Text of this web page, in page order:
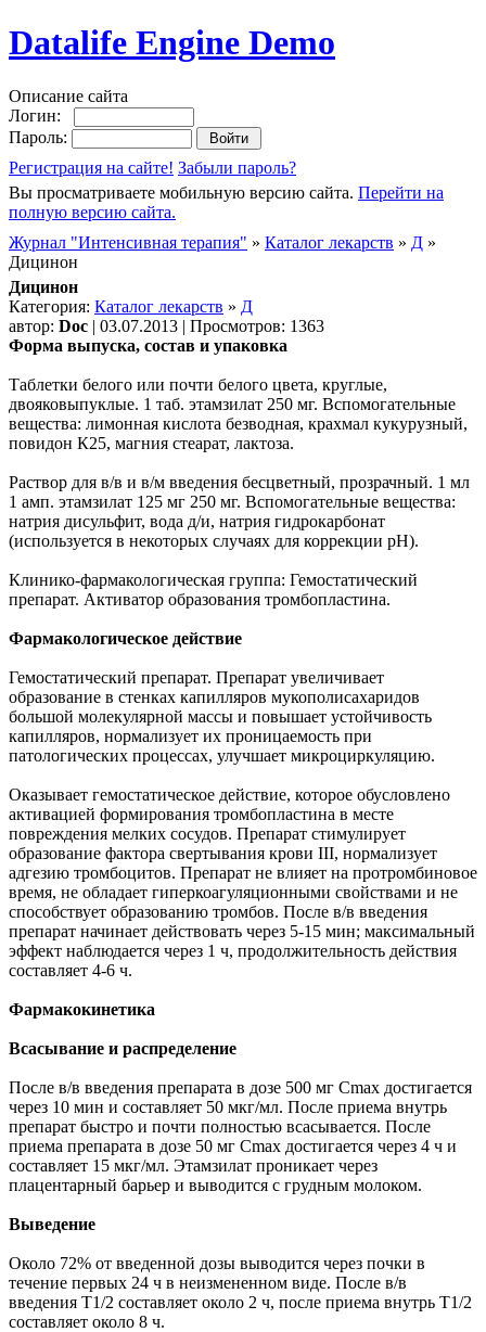
Datalife Engine Demo
Описание сайта
Логин:
Пароль:
Регистрация на сайте! Забыли пароль?
Вы просматриваете мобильную версию сайта. Перейти на
полную версию сайта.
Журнал "Интенсивная терапия" » Каталог лекарств » Д »
Дицинон
Дицинон
Категория: Каталог лекарств » Д
автор: Doc | 03.07.2013 | Просмотров: 1363
Форма выпуска, состав и упаковка
Таблетки белого или почти белого цвета, круглые,
двояковыпуклые. 1 таб. этамзилат 250 мг. Вспомогательные
вещества: лимонная кислота безводная, крахмал кукурузный,
повидон К25, магния стеарат, лактоза.
Раствор для в/в и в/м введения бесцветный, прозрачный. 1 мл
1 амп. этамзилат 125 мг 250 мг. Вспомогательные вещества:
натрия дисульфит, вода д/и, натрия гидрокарбонат
(используется в некоторых случаях для коррекции рН).
Клинико-фармакологическая группа: Гемостатический
препарат. Активатор образования тромбопластина.
Фармакологическое действие
Гемостатический препарат. Препарат увеличивает
образование в стенках капилляров мукополисахаридов
большой молекулярной массы и повышает устойчивость
капилляров, нормализует их проницаемость при
патологических процессах, улучшает микроциркуляцию.
Оказывает гемостатическое действие, которое обусловлено
активацией формирования тромбопластина в месте
повреждения мелких сосудов. Препарат стимулирует
образование фактора свертывания крови III, нормализует
адгезию тромбоцитов. Препарат не влияет на протромбиновое
время, не обладает гиперкоагуляционными свойствами и не
способствует образованию тромбов. После в/в введения
препарат начинает действовать через 5-15 мин; максимальный
эффект наблюдается через 1 ч, продолжительность действия
составляет 4-6 ч.
Фармакокинетика
Всасывание и распределение
После в/в введения препарата в дозе 500 мг Cmax достигается
через 10 мин и составляет 50 мкг/мл. После приема внутрь
препарат быстро и почти полностью всасывается. После
приема препарата в дозе 50 мг Cmax достигается через 4 ч и
составляет 15 мкг/мл. Этамзилат проникает через
плацентарный барьер и выводится с грудным молоком.
Выведение
Около 72% от введенной дозы выводится через почки в
течение первых 24 ч в неизмененном виде. После в/в
введения T1/2 составляет около 2 ч, после приема внутрь T1/2
составляет около 8 ч.